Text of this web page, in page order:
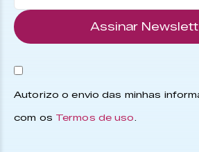
Assinar
Autorizo o envio das minhas
com os Termos de uso.